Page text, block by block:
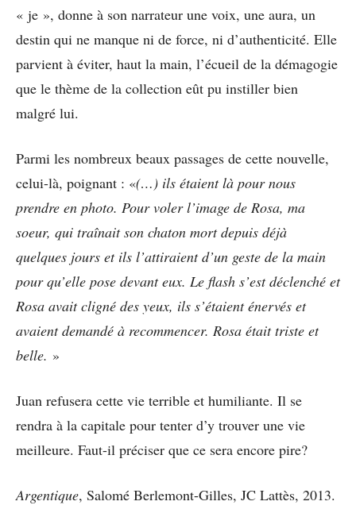
« je », donne à son narrateur une voix, une aura, un
destin qui ne manque ni de force, ni d’authenticité. Elle
parvient à éviter, haut la main, l’écueil de la démagogie
que le thème de la collection eût pu instiller bien
malgré lui.
Parmi les nombreux beaux passages de cette nouvelle,
celui-là, poignant : «(…) ils étaient là pour nous
prendre en photo. Pour voler l’image de Rosa, ma
soeur, qui traînait son chaton mort depuis déjà
quelques jours et ils l’attiraient d’un geste de la main
pour qu’elle pose devant eux. Le flash s’est déclenché et
Rosa avait cligné des yeux, ils s’étaient énervés et
avaient demandé à recommencer. Rosa était triste et
belle. »
Juan refusera cette vie terrible et humiliante. Il se
rendra à la capitale pour tenter d’y trouver une vie
meilleure. Faut-il préciser que ce sera encore pire?
Argentique, Salomé Berlemont-Gilles, JC Lattès, 2013.